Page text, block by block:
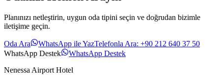
Planınızı netleştirin, uygun oda tipini seçin ve doğrudan bizimle
iletişime geçin.
Oda Ara WhatsApp ile YazTelefonla Ara: +90 212 640 37 50
WhatsApp Destek
WhatsApp Destek
Nenessa Airport Hotel